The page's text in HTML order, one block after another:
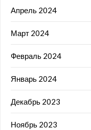
Апрель 2024
Март 2024
Февраль 2024
Январь 2024
Декабрь 2023
Ноябрь 2023